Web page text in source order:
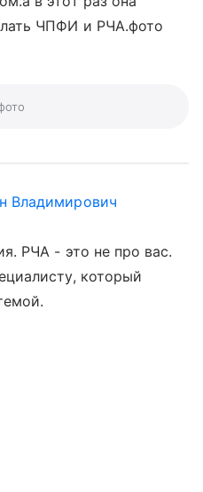
ЧПФИ и РЧА.фото
Владимирович
РЧА - это не про вас.
который